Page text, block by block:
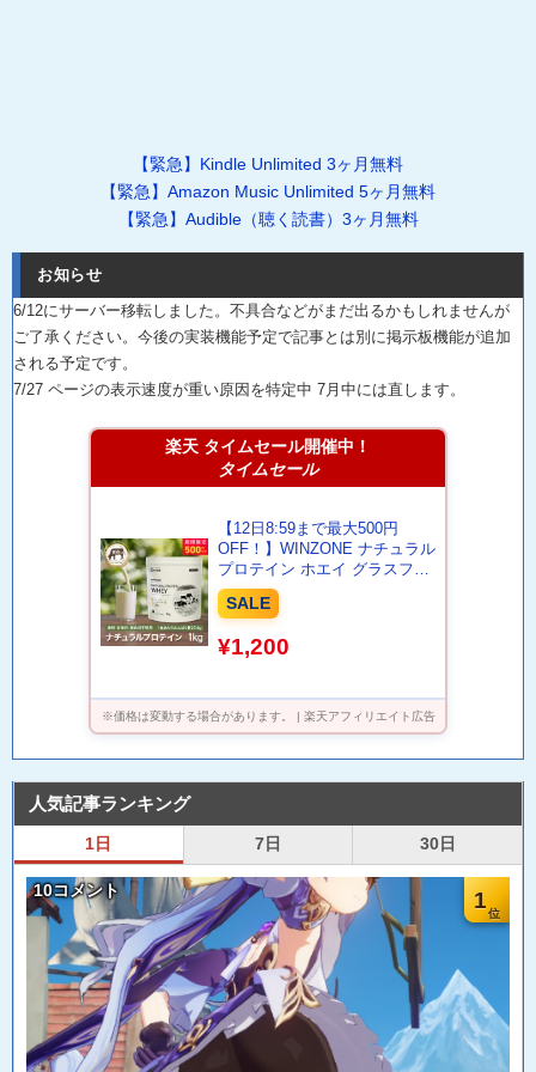
【緊急】Kindle Unlimited 3ヶ月無料
【緊急】Amazon Music Unlimited 5ヶ月無料
【緊急】Audible（聴く読書）3ヶ月無料
お知らせ
6/12にサーバー移転しました。不具合などがまだ出るかもしれませんが
ご了承ください。今後の実装機能予定で記事とは別に掲示板機能が追加
される予定です。
7/27 ページの表示速度が重い原因を特定中 7月中には直します。
楽天 タイムセール開催中！
タイムセール
【12日8:59まで最大500円
OFF！】WINZONE ナチュラル
プロテイン ホエイ グラスフェ
ッド 1kg お試し3袋セット 食
品添加物(香甘味料・着色料)不
WPC アミノ酸スコア100 プロ
日本新薬
SALE
¥1,200
※価格は変動する場合があります。 | 楽天アフィリエイト広告
人気記事ランキング
1日 7日 30日
1
10コメント